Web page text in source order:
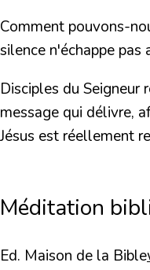
Comment pouvons-
silence n'échappe pas
Disciples du Seigneur
message qui délivre,
Jésus est réellement
Méditation
Ed. Maison de la Bible